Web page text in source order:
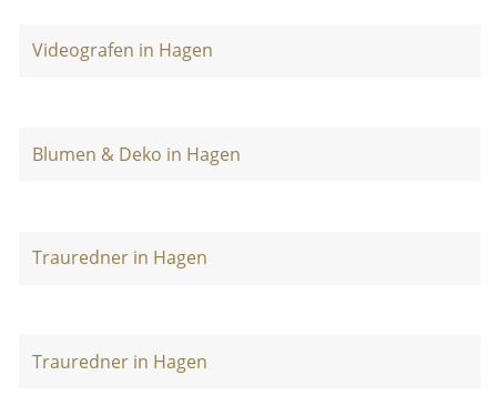
Videografen in Hagen
Blumen & Deko in Hagen
Trauredner in Hagen
Trauredner in Hagen